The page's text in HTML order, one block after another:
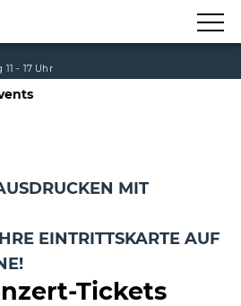
- 17 Uhr
MIT
EINTRITTSKARTE AUF
Tickets